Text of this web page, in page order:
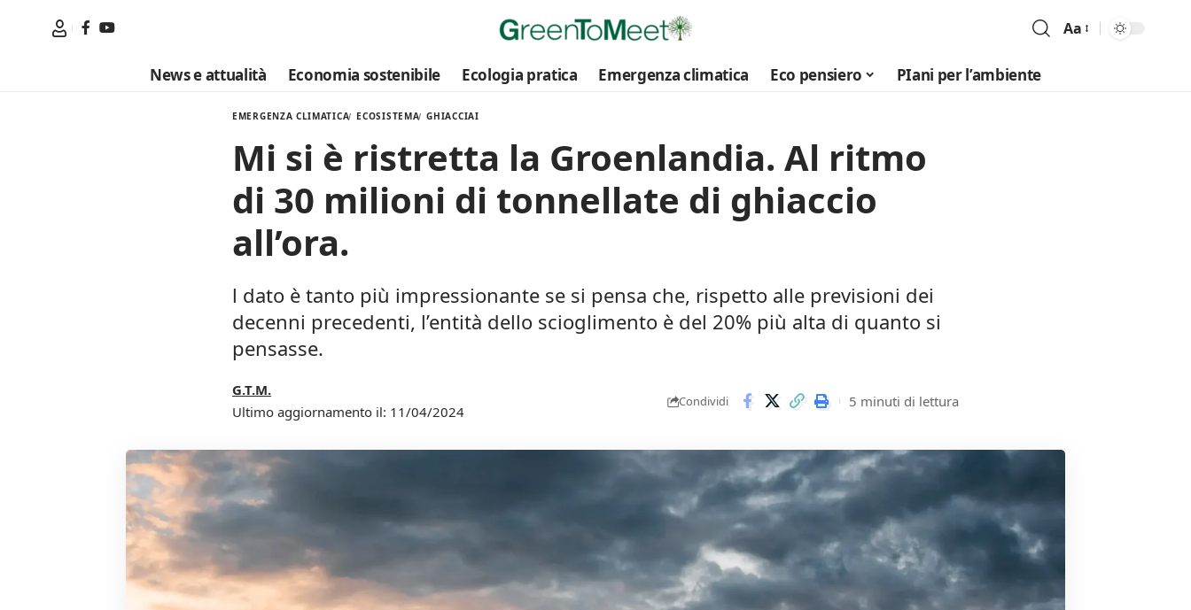
Font
Aa
News e attualità Economia sostenibile Ecologia pratica Emergenza climatica Eco pensiero PIani per l’ambiente
EMERGENZA CLIMATICA ECOSISTEMA GHIACCIAI
Mi si è ristretta la Groenlandia. Al ritmo
di 30 milioni di tonnellate di ghiaccio
all’ora.
l dato è tanto più impressionante se si pensa che, rispetto alle previsioni dei
decenni precedenti, l’entità dello scioglimento è del 20% più alta di quanto si
pensasse.
Ultimo aggiornamento il: 11/04/2024
G.T.M.
Condividi 5 minuti di lettura